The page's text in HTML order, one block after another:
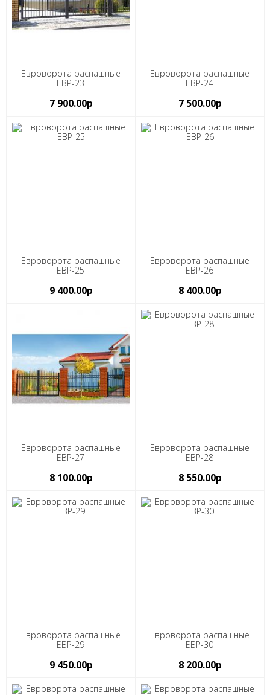
Евроворота распашные
ЕВР-23
7 900.00р
Евроворота распашные
ЕВР-24
7 500.00р
Евроворота распашные
ЕВР-25
9 400.00р
Евроворота распашные
ЕВР-26
8 400.00р
Евроворота распашные
ЕВР-27
8 100.00р
Евроворота распашные
ЕВР-28
8 550.00р
Евроворота распашные
ЕВР-29
9 450.00р
Евроворота распашные
ЕВР-30
8 200.00р